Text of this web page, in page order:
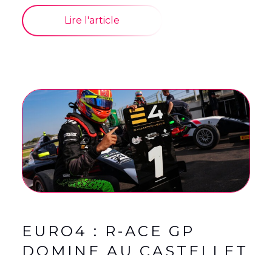
Lire l'article
EURO4 : R-ACE GP
DOMINE AU CASTELLET